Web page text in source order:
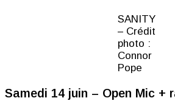
SANITY
– Crédit
photo :
Connor
Pope
Samedi 14 juin – Open Mic +